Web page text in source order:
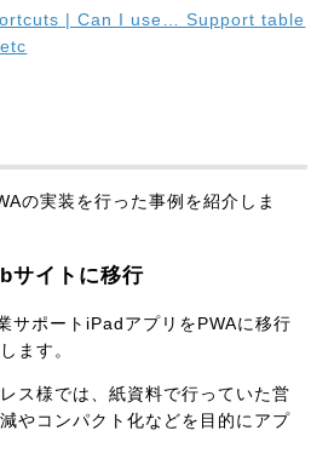
| Can I use… Support table
の実装を行った事例を紹介しま
サイトに移行
ポートiPadアプリをPWAに移行
ます。
ス様では、紙資料で行っていた営
やコンパクト化などを目的にアプ